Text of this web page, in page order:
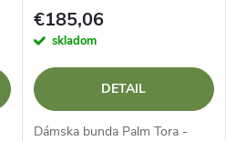
€185,06
skladom
DETAIL
Dámska bunda Palm Tora -